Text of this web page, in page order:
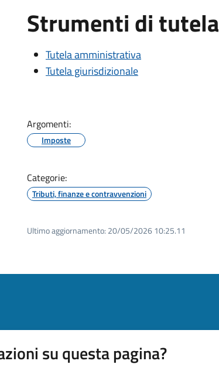
Strumenti di tutela
Tutela amministrativa
Tutela giurisdizionale
Argomenti:
Imposte
Categorie:
Tributi, finanze e contravvenzioni
Ultimo aggiornamento: 20/05/2026 10:25.11
su questa pagina?